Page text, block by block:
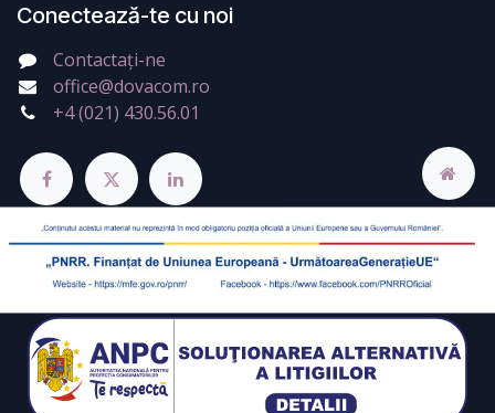
Conectează-te cu noi
Contactați-ne
office@dovacom.ro
+4 (021) 430.56.01